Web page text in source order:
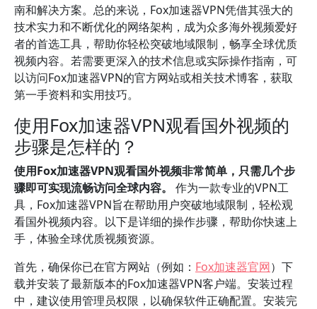
南和解决方案。总的来说，Fox加速器VPN凭借其强大的
技术实力和不断优化的网络架构，成为众多海外视频爱好
者的首选工具，帮助你轻松突破地域限制，畅享全球优质
视频内容。若需要更深入的技术信息或实际操作指南，可
以访问Fox加速器VPN的官方网站或相关技术博客，获取
第一手资料和实用技巧。
使用Fox加速器VPN观看国外视频的
步骤是怎样的？
使用Fox加速器VPN观看国外视频非常简单，只需几个步
骤即可实现流畅访问全球内容。
作为一款专业的VPN工
具，Fox加速器VPN旨在帮助用户突破地域限制，轻松观
看国外视频内容。以下是详细的操作步骤，帮助你快速上
手，体验全球优质视频资源。
首先，确保你已在官方网站（例如： Fox加速器官网）下
载并安装了最新版本的Fox加速器VPN客户端。安装过程
中，建议使用管理员权限，以确保软件正确配置。安装完